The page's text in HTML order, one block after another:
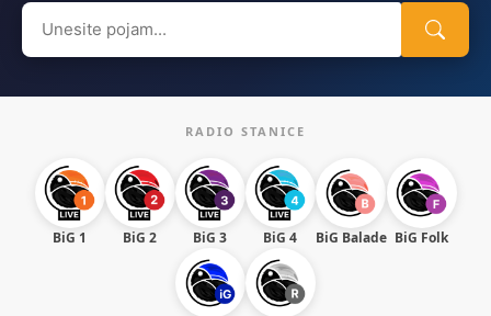
Search
for:
RADIO STANICE
BiG 1 BiG 2 BiG 3 BiG 4 BiG Balade BiG Folk